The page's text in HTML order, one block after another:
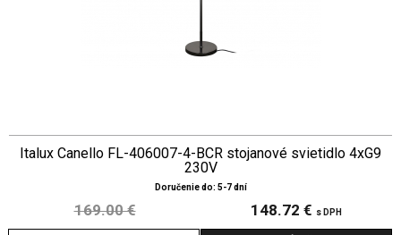
Italux Canello FL-406007-4-BCR stojanové svietidlo 4xG9
230V
Doručenie do: 5-7 dní
169.00 € 148.72 € s DPH